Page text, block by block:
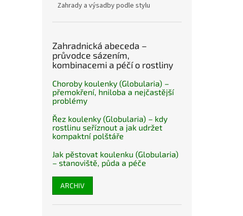
Zahrady a výsadby podle stylu
Zahradnická abeceda –
průvodce sázením,
kombinacemi a péčí o rostliny
Choroby koulenky (Globularia) –
přemokření, hniloba a nejčastější
problémy
Řez koulenky (Globularia) – kdy
rostlinu seříznout a jak udržet
kompaktní polštáře
Jak pěstovat koulenku (Globularia)
– stanoviště, půda a péče
ARCHIV